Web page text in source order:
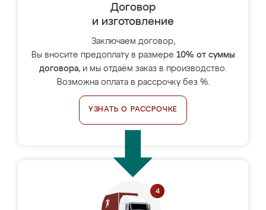
Договор
и изготовление
Заключаем договор,
Вы вносите предоплату в размере 10% от суммы
договора, и мы отдаём заказ в производство.
Возможна оплата в рассрочку без %.
УЗНАТЬ О РАССРОЧКЕ